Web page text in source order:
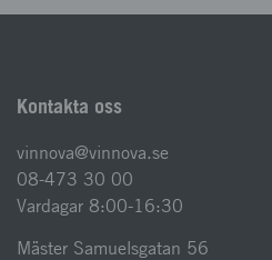
Kontakta oss
vinnova@vinnova.se
08-473 30 00
Vardagar 8:00-16:30
Mäster Samuelsgatan 56